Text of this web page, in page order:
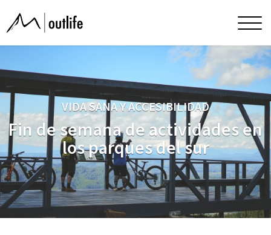
Fin
de
semana
de
actividades
en
Menu
VIDA SANA Y ACCESIBILIDAD
Fin de semana de actividades en
los parques del sur